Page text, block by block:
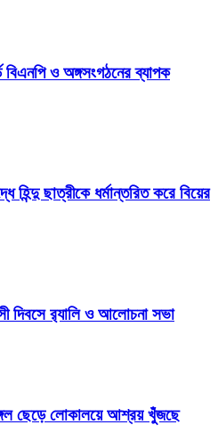
ও অঙ্গসংগঠনের ব্যাপক
হিন্দু ছাত্রীকে ধর্মান্তরিত করে বিয়ের
দিবসে র‍্যালি ও আলোচনা সভা
ছেড়ে লোকালয়ে আশ্রয় খুঁজছে